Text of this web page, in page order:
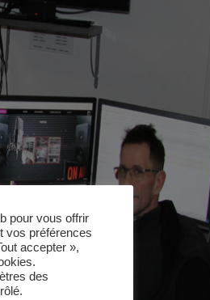
pour vous offrir
vos préférences
accepter »,
des